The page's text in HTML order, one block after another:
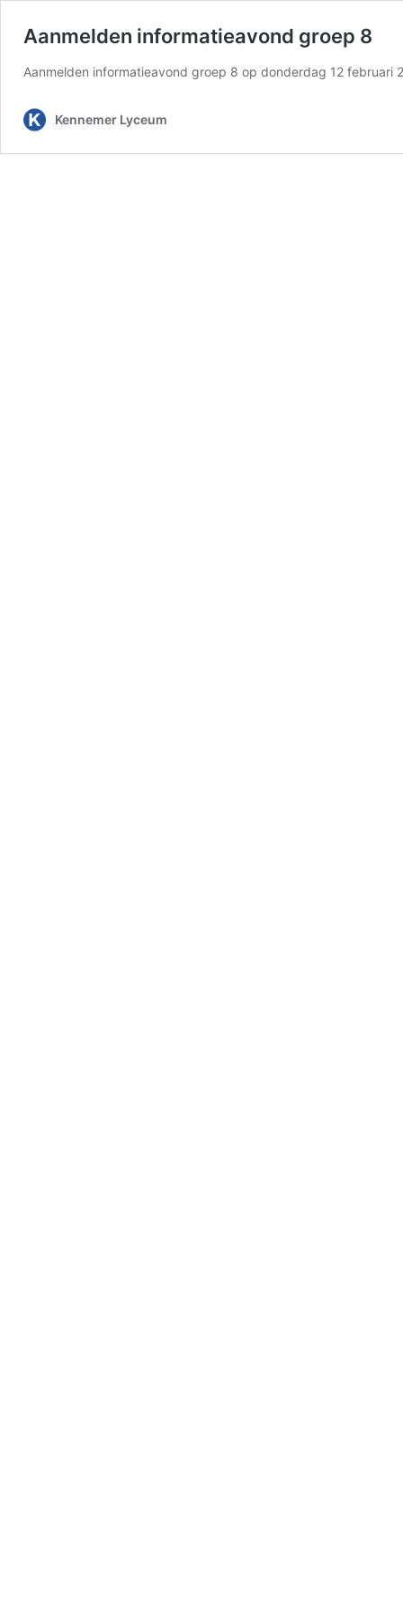
Aanmelden informatieavond groep 8
Aanmelden informatieavond groep 8 op donderdag 12 februari
Kennemer Lyceum